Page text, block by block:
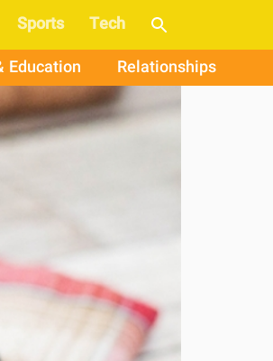
Sports
Tech
Education Relationships